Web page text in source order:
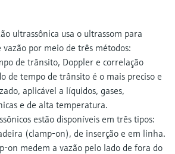
and
root, order code,
de
ultrassônica usa o ultrassom para
vazão por meio de três métodos:
de trânsito, Doppler e correlação
de tempo de trânsito é o mais preciso e
aplicável a líquidos, gases,
e de alta temperatura.
estão disponíveis em três tipos:
(clamp-on), de inserção e em linha.
on medem a vazão pelo lado de fora do